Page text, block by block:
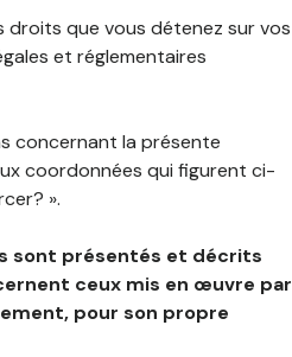
que vous détenez sur vos
et réglementaires
concernant la présente
coordonnées qui figurent ci-
».
sont présentés et décrits
ceux mis en œuvre par
pour son propre